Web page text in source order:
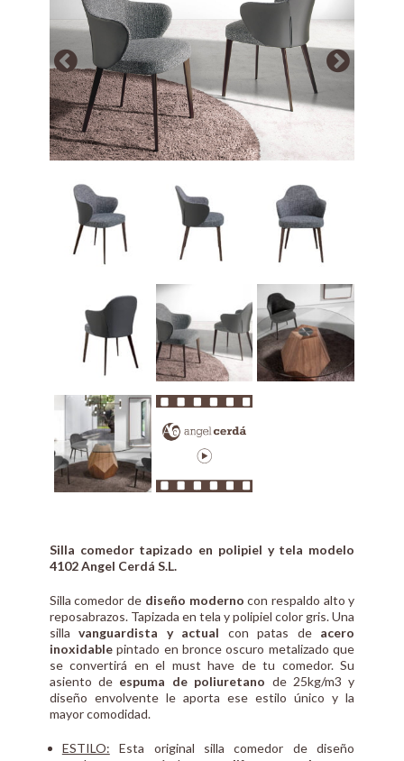
Silla comedor tapizado en polipiel y tela modelo
4102 Angel Cerdá S.L.
Silla comedor de diseño moderno con respaldo alto y
reposabrazos. Tapizada en tela y polipiel color gris. Una
sillavanguardista y actual con patas de acero
inoxidablepintado en bronce oscuro metalizado que
se convertirá en el must have de tu comedor. Su
asiento de espuma de poliuretano de 25kg/m3 y
diseño envolvente le aporta ese estilo único y la
mayor comodidad.
ESTILO: Esta original silla comedor de diseño